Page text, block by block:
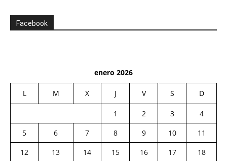
Facebook
enero 2026
L M X J V S D
1 2 3
4
5
6 7 8 9 10
11
12
13 14 15 16 17
18